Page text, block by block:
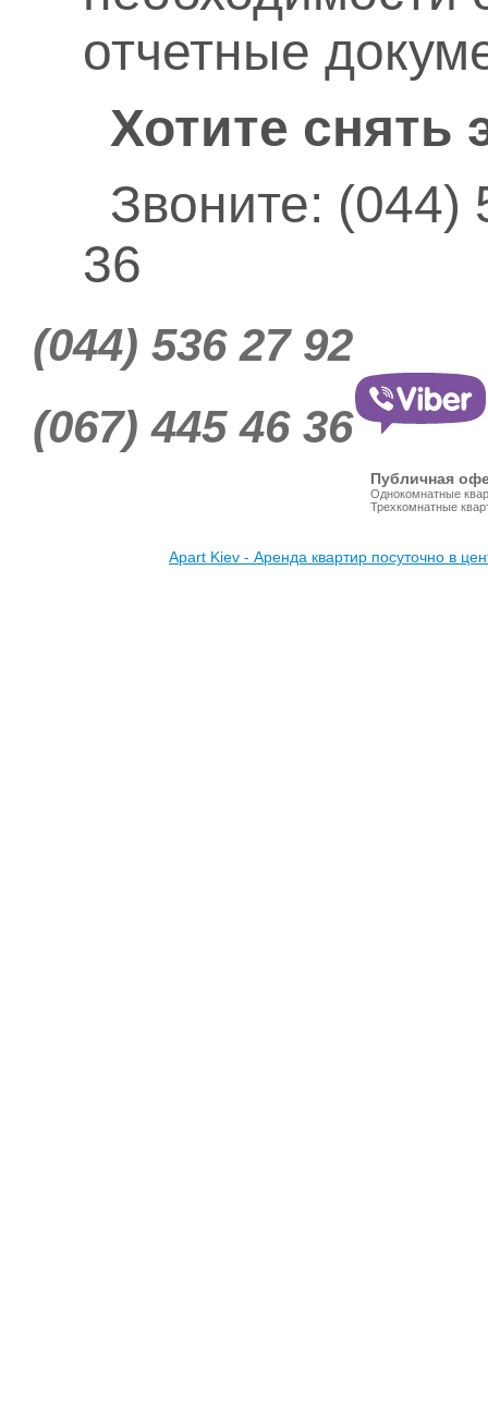
отчетные
Хотите снять
Звоните: (044)
36
(044) 536 27 92
(067) 445 46 36
Однокомнатные
Трехкомнатные
Apart Kiev - Аренда квартир посуточно в